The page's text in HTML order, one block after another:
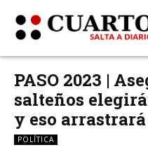
PASO 2023 |
salteños
y eso
POLÍTICA